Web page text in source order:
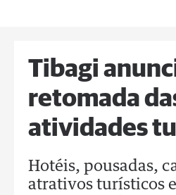
Tibagi
retomada
atividades
Hotéis, pousadas,
atrativos turísticos